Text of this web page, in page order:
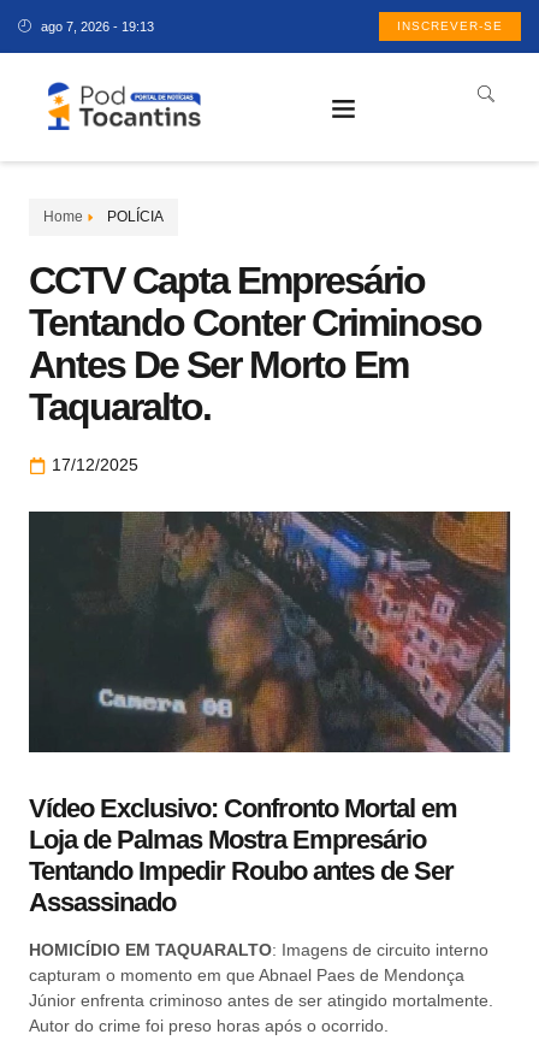
ago 7, 2026 - 19:13 INSCREVER-SE
Home POLÍCIA
CCTV Capta Empresário
Tentando Conter Criminoso
Antes De Ser Morto Em
Taquaralto.
17/12/2025
Vídeo Exclusivo: Confronto Mortal em
Loja de Palmas Mostra Empresário
Tentando Impedir Roubo antes de Ser
Assassinado
HOMICÍDIO EM TAQUARALTO: Imagens de circuito interno
capturam o momento em que Abnael Paes de Mendonça
Júnior enfrenta criminoso antes de ser atingido mortalmente.
Autor do crime foi preso horas após o ocorrido.